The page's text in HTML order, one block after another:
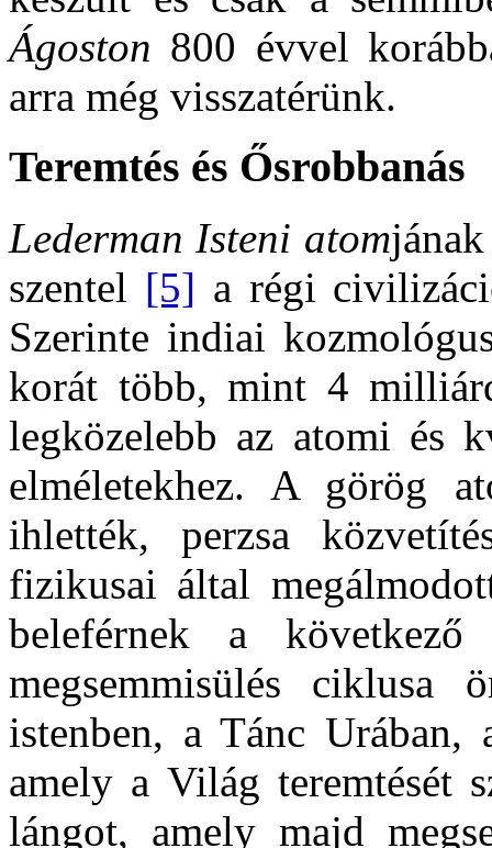
Ágoston 800 évvel
arra még visszatérünk.
Teremtés és Ősrobbanás
Lederman Isteni atom
szentel [5] a régi
Szerinte indiai
korát több, mint 4
legközelebb az atomi és
elméletekhez. A görög
ihlették, perzsa
fizikusai által
beleférnek a
megsemmisülés ciklusa
istenben, a Tánc
amely a Világ teremtését
lángot, amely majd